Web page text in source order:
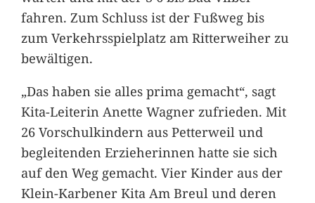
fahren. Zum Schluss ist der Fußweg bis
zum Verkehrsspielplatz am Ritterweiher zu
bewältigen.
„Das haben sie alles prima gemacht“, sagt
Kita-Leiterin Anette Wagner zufrieden. Mit
26 Vorschulkindern aus Petterweil und
begleitenden Erzieherinnen hatte sie sich
auf den Weg gemacht. Vier Kinder aus der
Klein-Karbener Kita Am Breul und deren